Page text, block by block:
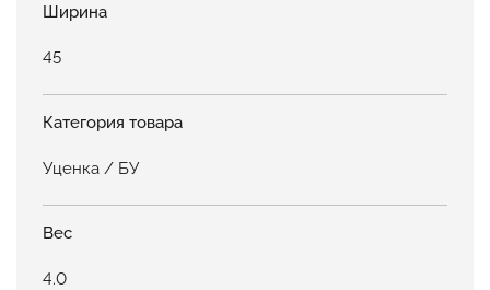
Ширина
45
Категория товара
Уценка / БУ
Вес
4.0